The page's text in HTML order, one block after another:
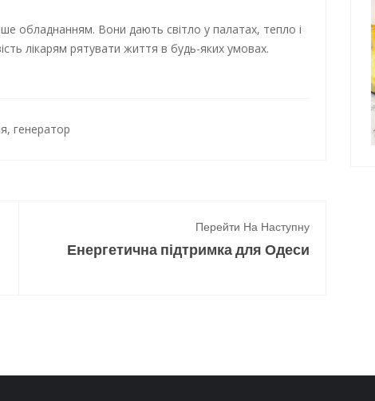
обладнанням. Вони дають світло у палатах, тепло і
лікарям рятувати життя в будь-яких умовах.
, генератор
Перейти На Наступну
Енергетична підтримка для Одеси